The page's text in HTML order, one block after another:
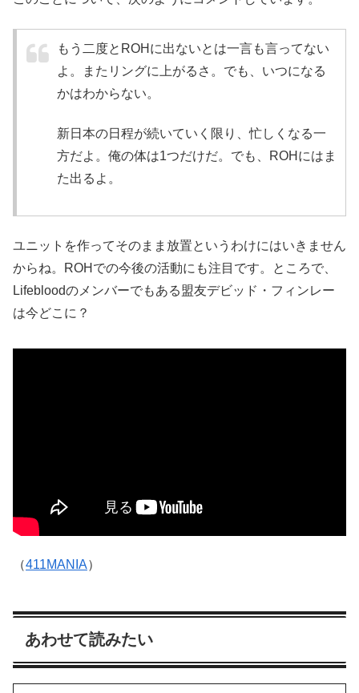
もう二度とROHに出ないとは一言も言ってない
よ。またリングに上がるさ。でも、いつになる
かはわからない。
新日本の日程が続いていく限り、忙しくなる一
方だよ。俺の体は1つだけだ。でも、ROHにはま
た出るよ。
ユニットを作ってそのまま放置というわけにはいきません
からね。ROHでの今後の活動にも注目です。ところで、
Lifebloodのメンバーでもある盟友デビッド・フィンレー
は今どこに？
（411MANIA）
あわせて読みたい